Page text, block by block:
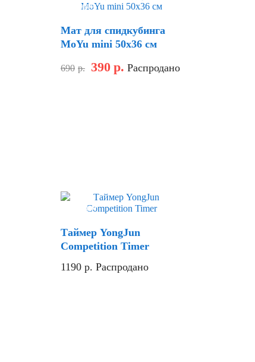
Скидка
Мат для спидкубинга
MoYu mini 50х36 см
690 р. 390 р. Распродано
Скидка
Таймер YongJun
Competition Timer
1190 р. Распродано